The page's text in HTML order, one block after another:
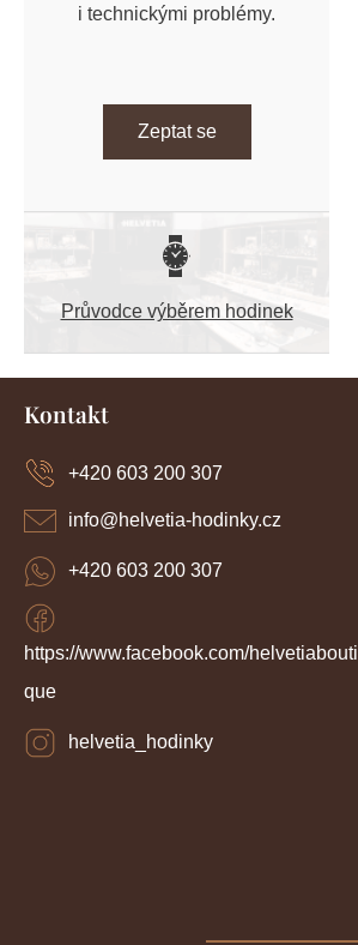
i technickými problémy.
Zeptat se
Průvodce výběrem hodinek
Kontakt
info@helvetia-hodinky.cz
+420 603 200 307
https://www.facebook.com/helvetiabouti
que
helvetia_hodinky
+420 603 200 307